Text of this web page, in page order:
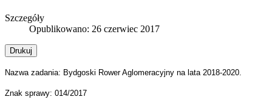
Szczegóły
Opublikowano: 26 czerwiec 2017
Drukuj
Nazwa zadania: Bydgoski Rower Aglomeracyjny na lata 2018-2020.
Znak sprawy: 014/2017